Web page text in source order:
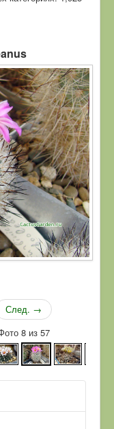
След. →
8 из 57